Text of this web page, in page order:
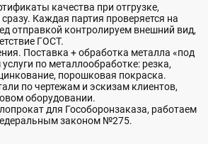
качества при отгрузке,
Каждая партия проверяется на
отправкой контролируем внешний вид,
ГОСТ.
Поставка + обработка металла «под
по металлообработке: резка,
порошковая покраска.
по чертежам и эскизам клиентов,
оборудовании.
для Гособоронзаказа, работаем
законом №275.